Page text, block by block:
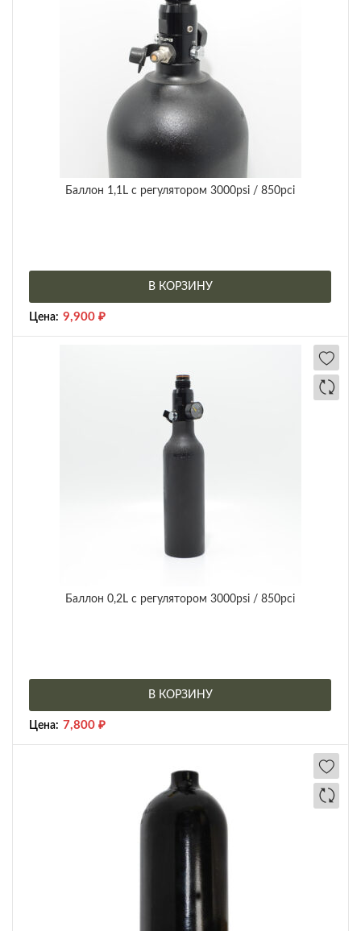
Баллон 1,1L с регулятором 3000psi / 850pci
В КОРЗИНУ
Цена: 9,900 ₽
Баллон 0,2L с регулятором 3000psi / 850pci
В КОРЗИНУ
Цена: 7,800 ₽